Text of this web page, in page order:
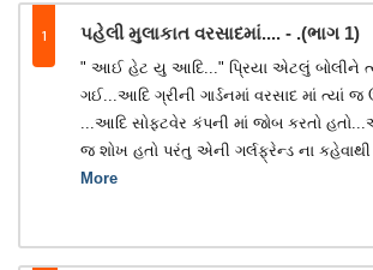
1 પહેલી મુલાકાત વરસાદમાં.... - .(ભાગ 1)
" આઈ હેટ યુ આદિ..." પ્રિયા એટલું બોલીને
ગઈ...આદિ ગ્રીની ગાર્ડનમાં વરસાદ માં ત્યાં જ
...આદિ સોફ્ટવેર કંપની માં જોબ કરતો
જ શોખ હતો પરંતુ એની ગર્લફ્રેન્ડ ના
More